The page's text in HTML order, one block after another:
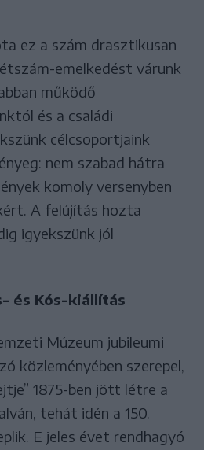
ez a szám drasztikusan
emelkedést várunk
működő
és a családi
célcsoportjaink
nem szabad hátra
komoly versenyben
A felújítás hozta
igyekszünk jól
és Kós-kiállítás
Múzeum jubileumi
közleményében szerepel,
1875-ben jött létre a
tehát idén a 150.
E jeles évet rendhagyó